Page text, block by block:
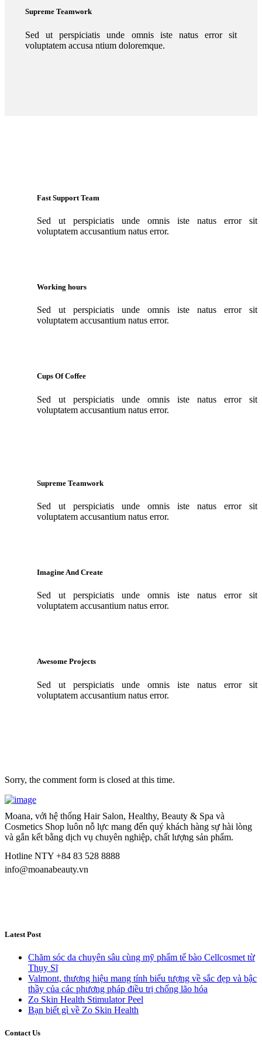
Supreme Teamwork
Sed ut perspiciatis unde omnis iste natus error sit
voluptatem accusa ntium doloremque.
Fast Support Team
Sed ut perspiciatis unde omnis iste natus error sit
voluptatem accusantium natus error.
Working hours
Sed ut perspiciatis unde omnis iste natus error sit
voluptatem accusantium natus error.
Cups Of Coffee
Sed ut perspiciatis unde omnis iste natus error sit
voluptatem accusantium natus error.
Supreme Teamwork
Sed ut perspiciatis unde omnis iste natus error sit
voluptatem accusantium natus error.
Imagine And Create
Sed ut perspiciatis unde omnis iste natus error sit
voluptatem accusantium natus error.
Awesome Projects
Sed ut perspiciatis unde omnis iste natus error sit
voluptatem accusantium natus error.
Sorry, the comment form is closed at this time.
Moana, với hệ thống Hair Salon, Healthy, Beauty & Spa và
Cosmetics Shop luôn nỗ lực mang đến quý khách hàng sự hài lòng
và gắn kết bằng dịch vụ chuyên nghiệp, chất lượng sản phẩm.
Hotline NTY +84 83 528 8888
info@moanabeauty.vn
Latest Post
Chăm sóc da chuyên sâu cùng mỹ phẩm tế bào Cellcosmet từ
Thụy Sĩ
Valmont, thương hiệu mang tính biểu tượng về sắc đẹp và bậc
thầy của các phương pháp điều trị chống lão hóa
Zo Skin Health Stimulator Peel
Bạn biết gì về Zo Skin Health
Contact Us